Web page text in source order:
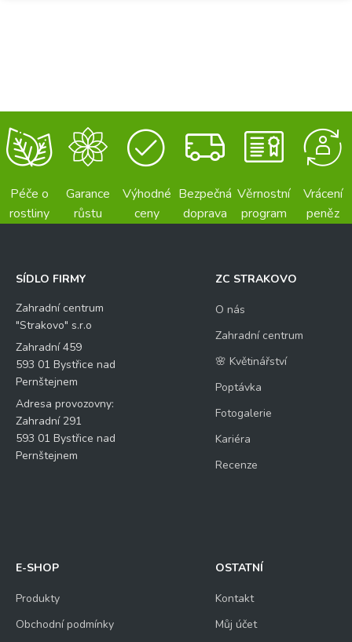
750 g brambor
olivový olej extra vergine
4 větvičky čerstvého rozmarýnu
4 větvičky čerstvého citronového tymiánu
sušený česnek
sůl, pepř – podle chuti
Příprava
Křestní jméno Příjmení
*
*
o
t
a
E-mail
Váš dotaz*
Kontrolní otázka
6
*
15
Odeslat
Péče o
rostliny
Garance
růstu
Výhodné
ceny
Bezpečná
doprava
Věrnostní
program
Vrácení
peněz
SÍDLO FIRMY
Zahradní centrum
"Strakovo" s.r.o
Zahradní 459
593 01 Bystřice nad
Pernštejnem
Adresa provozovny:
Zahradní 291
593 01 Bystřice nad
Pernštejnem
ZC STRAKOVO
O nás
Zahradní centrum
🌸 Květinářství
Poptávka
Fotogalerie
Kariéra
Recenze
E-SHOP
Produkty
Obchodní podmínky
OSTATNÍ
Kontakt
Můj účet